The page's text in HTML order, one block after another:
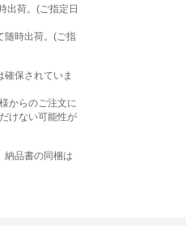
出荷。(ご指定日
随時出荷。(ご指
保されていま
からのご注文に
けない可能性が
納品書の同梱は